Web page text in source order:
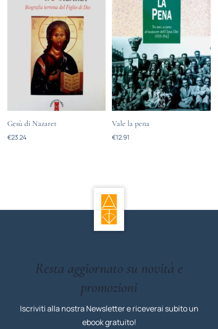
Gesù di Nazaret
€23.24
Vale la pena
€12.91
Resta aggiornato su novità e
promozioni
Iscriviti alla nostra Newsletter e riceverai subito un
ebook gratuito!